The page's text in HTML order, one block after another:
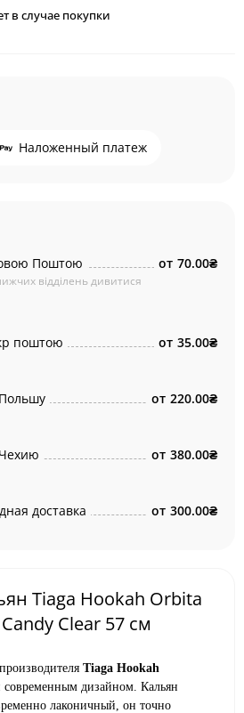
в случае покупки
Наложенный платеж
Поштою
відділень дивитися
от 70.00₴
поштою от 35.00₴
от 220.00₴
от 380.00₴
доставка от 300.00₴
Tiaga Hookah Orbita
Clear 57 см
Tiaga Hookah
современным дизайном. Кальян
лаконичный, он точно